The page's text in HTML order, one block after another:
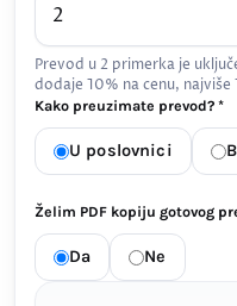
Prevod u 2 primerka je
dodaje 10% na cenu, najviše
Kako preuzimate prevod? *
U poslovnici
Želim PDF kopiju gotovog
Da Ne